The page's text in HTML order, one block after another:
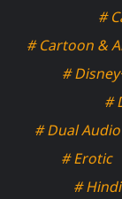
#
# Cartoon &
#
#
# Dual
# Erotic
#